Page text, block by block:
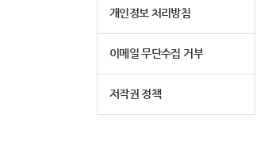
개인정보 처리방침
이메일 무단수집 거부
저작권 정책